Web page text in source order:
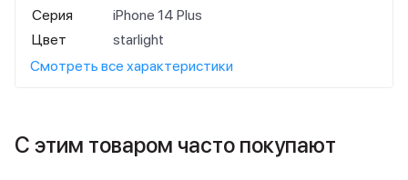
Серия
iPhone 14 Plus
Цвет
starlight
Смотреть все характеристики
С этим товаром часто покупают